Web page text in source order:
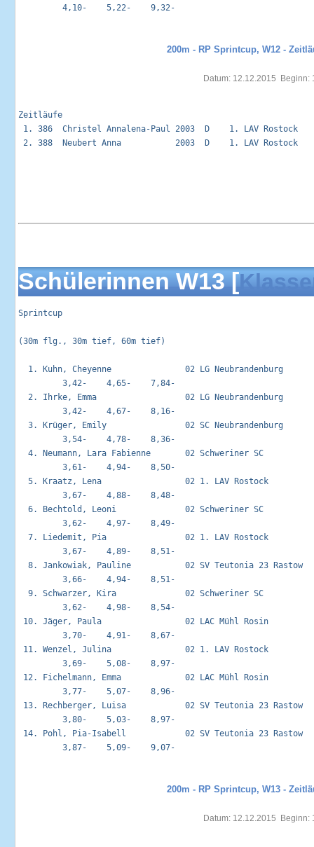
         4,10-    5,22-    9,32-
200m - RP Sprintcup, W12 -
Datum: 12.12.2015  Beginn:
1. 386  Christel Annalena-Paul 2003  D    1. LAV
2. 388  Neubert Anna           2003  D    1. LAV
Schülerinnen W13 [
Sprintcup
(30m flg., 30m tief, 60m tief)
1. Kuhn, Cheyenne               02 LG Neubrandenburg
         3,42-    4,65-    7,84-
2. Ihrke, Emma                  02 LG Neubrandenburg
         3,42-    4,67-    8,16-
3. Krüger, Emily                02 SC Neubrandenburg
         3,54-    4,78-    8,36-
4. Neumann, Lara Fabienne       02 Schweriner SC
         3,61-    4,94-    8,50-
5. Kraatz, Lena                 02 1. LAV Rostock
         3,67-    4,88-    8,48-
6. Bechtold, Leoni              02 Schweriner SC
         3,62-    4,97-    8,49-
7. Liedemit, Pia                02 1. LAV Rostock
         3,67-    4,89-    8,51-
8. Jankowiak, Pauline           02 SV Teutonia 23 Rastow
         3,66-    4,94-    8,51-
9. Schwarzer, Kira              02 Schweriner SC
         3,62-    4,98-    8,54-
10. Jäger, Paula                 02 LAC Mühl Rosin
         3,70-    4,91-    8,67-
11. Wenzel, Julina               02 1. LAV Rostock
         3,69-    5,08-    8,97-
12. Fichelmann, Emma             02 LAC Mühl Rosin
         3,77-    5,07-    8,96-
13. Rechberger, Luisa            02 SV Teutonia 23
         3,80-    5,03-    8,97-
14. Pohl, Pia-Isabell            02 SV Teutonia 23 Rastow
         3,87-    5,09-    9,07-
200m - RP Sprintcup, W13 -
Datum: 12.12.2015  Beginn: